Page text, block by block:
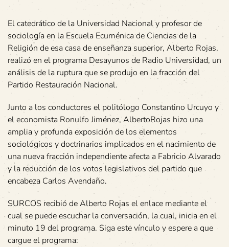
El catedrático de la Universidad Nacional y profesor de
sociología en la Escuela Ecuménica de Ciencias de la
Religión de esa casa de enseñanza superior, Alberto Rojas,
realizó en el programa Desayunos de Radio Universidad, un
análisis de la ruptura que se produjo en la fracción del
Partido Restauración Nacional.
Junto a los conductores el politólogo Constantino Urcuyo y
el economista Ronulfo Jiménez, AlbertoRojas hizo una
amplia y profunda exposición de los elementos
sociológicos y doctrinarios implicados en el nacimiento de
una nueva fracción independiente afecta a Fabricio Alvarado
y la reducción de los votos legislativos del partido que
encabeza Carlos Avendaño.
SURCOS recibió de Alberto Rojas el enlace mediante el
cual se puede escuchar la conversación, la cual, inicia en el
minuto 19 del programa. Siga este vínculo y espere a que
cargue el programa: